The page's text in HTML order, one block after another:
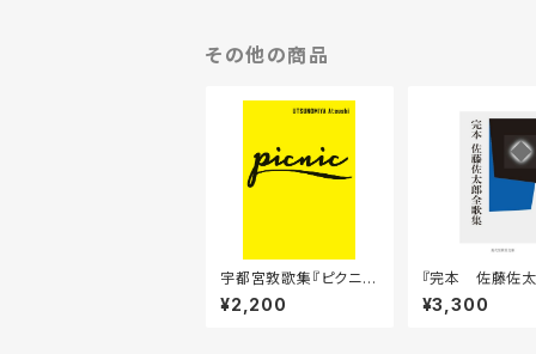
その他の商品
宇都宮敦歌集『ピクニッ
ク』
¥2,200
『完本 佐藤佐
歌集』
¥3,300